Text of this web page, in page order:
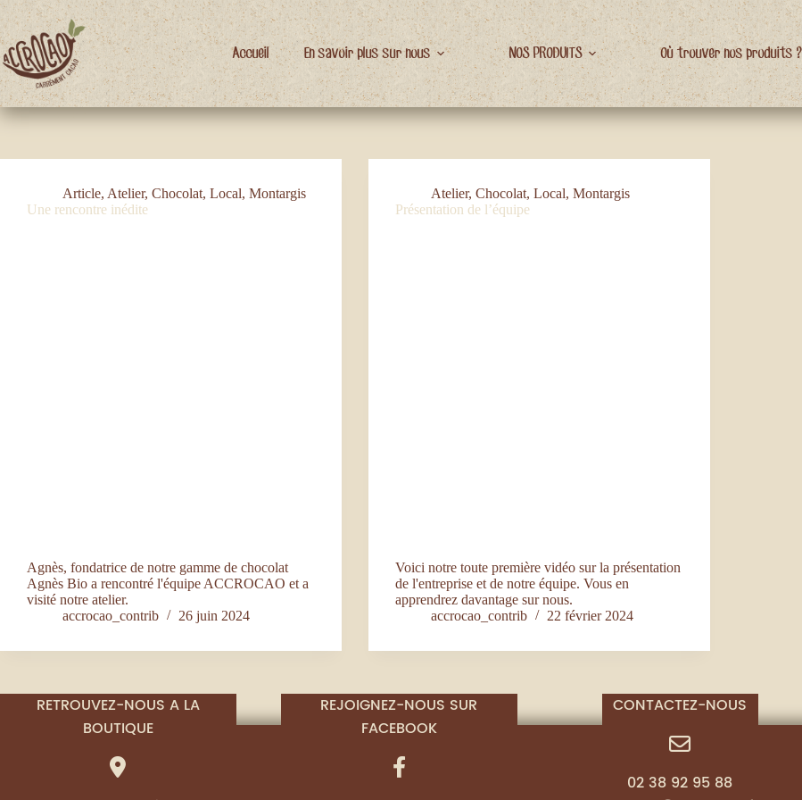
Passer
au
contenu
Accueil En savoir plus sur nous NOS PRODUITS Où trouver nos produits ?
Étiquettearticle
Article, Atelier, Chocolat, Local, Montargis
Une rencontre inédite
Agnès, fondatrice de notre gamme de chocolat
Agnès Bio a rencontré l'équipe ACCROCAO et a
visité notre atelier.
accrocao_contrib
26 juin 2024
Atelier,Chocolat,Local,Montargis
Présentation de l’équipe
Voici notre toute première vidéo sur la présentation
de l'entreprise et de notre équipe. Vous en
apprendrez davantage sur nous.
accrocao_contrib
22 février 2024
RETROUVEZ-NOUS A LA
BOUTIQUE
REJOIGNEZ-NOUS SUR
FACEBOOK
CONTACTEZ-NOUS
02 38 92 95 88